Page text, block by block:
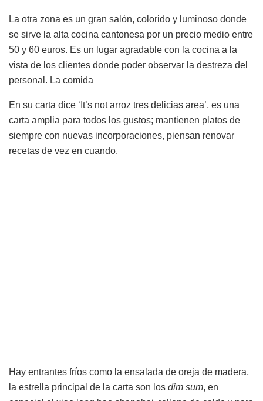
La otra zona es un gran salón, colorido y luminoso donde
se sirve la alta cocina cantonesa por un precio medio entre
50 y 60 euros. Es un lugar agradable con la cocina a la
vista de los clientes donde poder observar la destreza del
personal. La comida
En su carta dice ‘It’s not arroz tres delicias area’, es una
carta amplia para todos los gustos; mantienen platos de
siempre con nuevas incorporaciones, piensan renovar
recetas de vez en cuando.
Hay entrantes fríos como la ensalada de oreja de madera,
la estrella principal de la carta son los dim sum, en